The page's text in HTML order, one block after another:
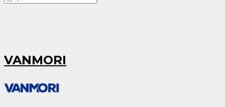
VANMORI